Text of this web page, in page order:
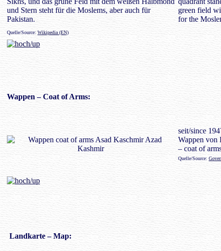
und Stern steht für die Moslems, aber auch für
Pakistan.
green field
for the
Quelle/Source: Wikipedia (EN)
Wappen – Coat of Arms:
seit/since
Wappen von
– coat of
Quelle/Source:
Landkarte– Map: